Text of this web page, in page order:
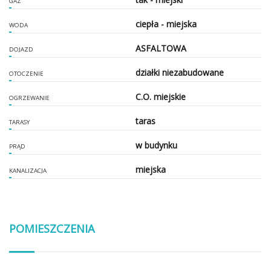
WODA ciepła - miejska
DOJAZD ASFALTOWA
OTOCZENIE działki niezabudowane
OGRZEWANIE C.O. miejskie
TARASY taras
PRĄD w budynku
KANALIZACJA miejska
POMIESZCZENIA